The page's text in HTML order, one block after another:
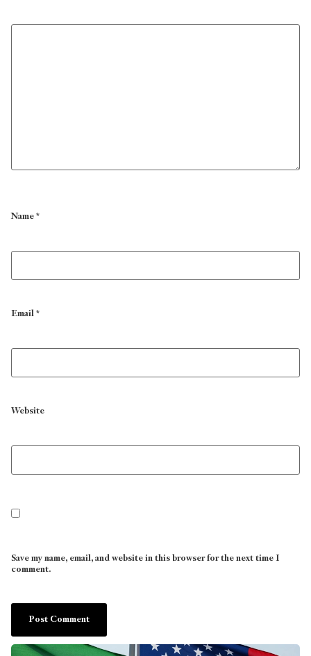
Name*
Email*
Website
Save my name, email, and website in this browser for the next time I
comment.